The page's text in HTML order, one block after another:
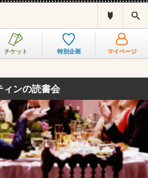
ス
チケット 特別企画 マイページ
ィンの読書会